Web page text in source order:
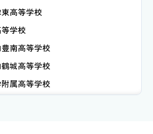
中学校
学校
中学校
中学校
学校
中学校
高等学校
学校
南高等学校
城高等学校
属高等学校